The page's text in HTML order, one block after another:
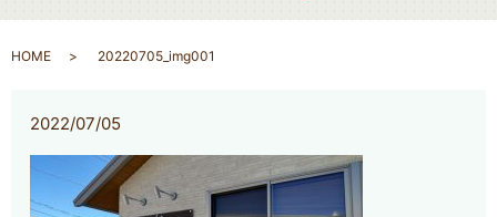
HOME 20220705_img001
2022/07/05